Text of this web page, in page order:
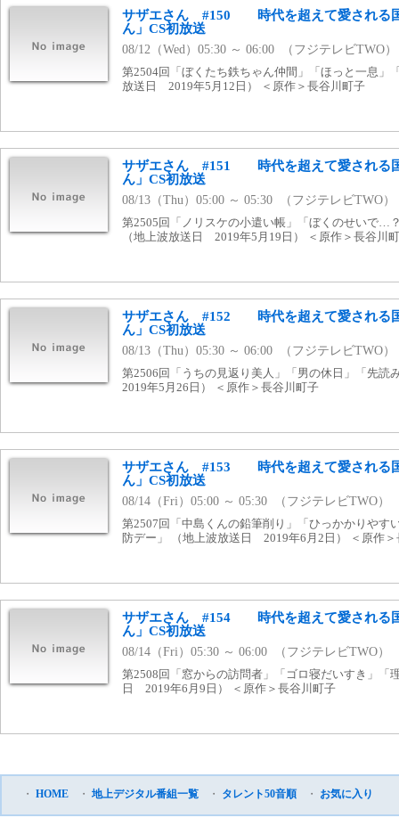
サザエさん #150 時代を超えて愛される国
ん」CS初放送
08/12（Wed）05:30 ～ 06:00 （フジテレビTWO）
第2504回「ぼくたち鉄ちゃん仲間」「ほっと一息」
放送日 2019年5月12日） ＜原作＞長谷川町子
サザエさん #151 時代を超えて愛される国
ん」CS初放送
08/13（Thu）05:00 ～ 05:30 （フジテレビTWO）
第2505回「ノリスケの小遣い帳」「ぼくのせいで…
（地上波放送日 2019年5月19日） ＜原作＞長谷川
サザエさん #152 時代を超えて愛される国
ん」CS初放送
08/13（Thu）05:30 ～ 06:00 （フジテレビTWO）
第2506回「うちの見返り美人」「男の休日」「先
2019年5月26日） ＜原作＞長谷川町子
サザエさん #153 時代を超えて愛される国
ん」CS初放送
08/14（Fri）05:00 ～ 05:30 （フジテレビTWO）
第2507回「中島くんの鉛筆削り」「ひっかかりやす
防デー」 （地上波放送日 2019年6月2日） ＜原作＞
サザエさん #154 時代を超えて愛される国
ん」CS初放送
08/14（Fri）05:30 ～ 06:00 （フジテレビTWO）
第2508回「窓からの訪問者」「ゴロ寝だいすき」「
日 2019年6月9日） ＜原作＞長谷川町子
・ HOME ・ 地上デジタル番組一覧 ・ タレント50音順 ・ お気に入り